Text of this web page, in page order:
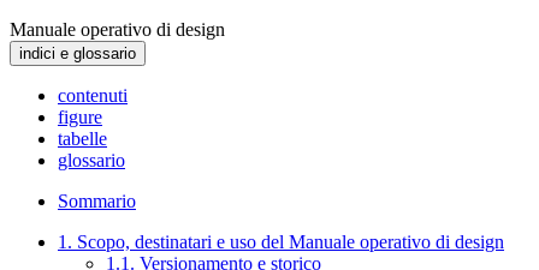
Manuale operativo di design
indici e glossario
contenuti
figure
tabelle
glossario
Sommario
1. Scopo, destinatari e uso del Manuale operativo di design
1.1. Versionamento e storico